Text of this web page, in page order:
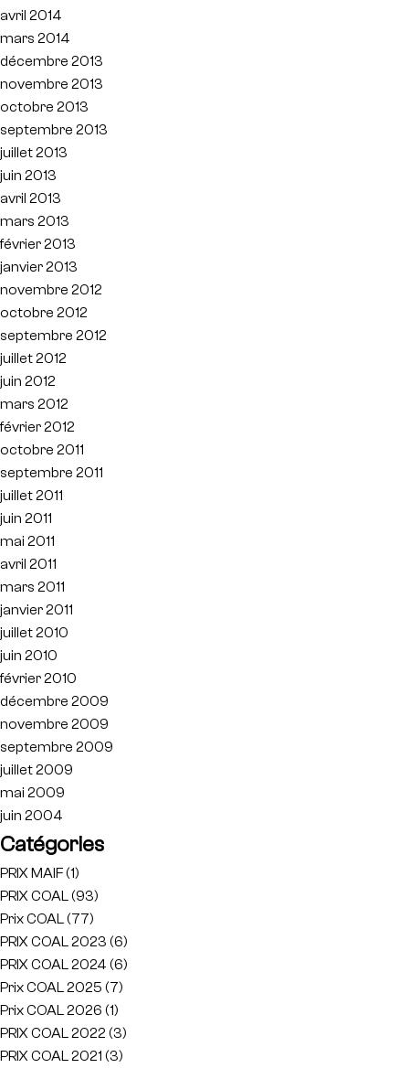
avril 2014
mars 2014
décembre 2013
novembre 2013
octobre 2013
septembre 2013
juillet 2013
juin 2013
avril 2013
mars 2013
février 2013
janvier 2013
novembre 2012
octobre 2012
septembre 2012
juillet 2012
juin 2012
mars 2012
février 2012
octobre 2011
septembre 2011
juillet 2011
juin 2011
mai 2011
avril 2011
mars 2011
janvier 2011
juillet 2010
juin 2010
février 2010
décembre 2009
novembre 2009
septembre 2009
juillet 2009
mai 2009
juin 2004
Catégories
PRIX MAIF(1)
PRIX COAL(93)
Prix COAL(77)
PRIX COAL 2023 (6)
PRIX COAL 2024 (6)
Prix COAL 2025 (7)
Prix COAL 2026 (1)
PRIX COAL 2022 (3)
PRIX COAL 2021 (3)